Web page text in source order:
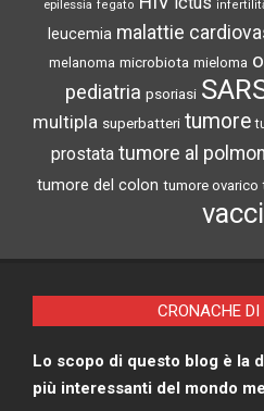
epilessia fegato
leucemia malattie
melanoma microbiota mieloma
pediatria psoriasi
multipla superbatteri tumore
prostata tumore al
tumore del colon tumore ovarico
CRONACHE
Lo scopo di questo blog è la
più interessanti del mondo